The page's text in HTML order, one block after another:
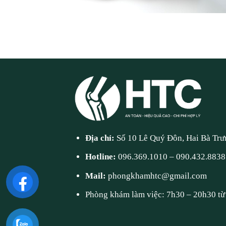
Địa chỉ: Số 10 Lê Quý Đôn, Hai Bà
Hotline:096.369.1010 –090.432.8838
Mail:phongkhamhtc@gmail.com
Phòng khám làm việc: 7h30 – 20h30